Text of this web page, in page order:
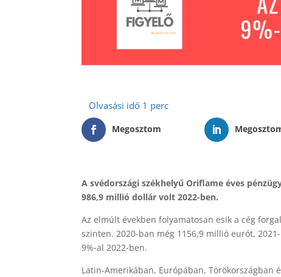
Megosztom
A svédországi székhelyű Oriflame éves
986,9 millió dollár volt 2022-ben.
Az elmúlt években folyamatosan esik a cég
szinten. 2020-ban még 1156,9 millió eurót,
9%-al 2022-ben.
Latin-Amerikában, Európában, Törökországban